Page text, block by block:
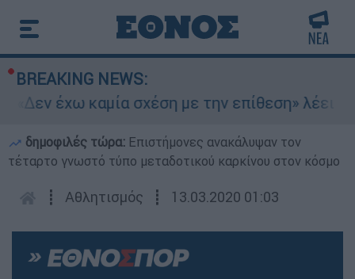
BREAKING NEWS:
έχω καμία σχέση με την επίθεση» λέει η
δημοφιλές τώρα: Επιστήμονες ανακάλυψαν τον
τέταρτο γνωστό τύπο μεταδοτικού καρκίνου στον κόσμο
┋ Αθλητισμός ┋ 13.03.2020 01:03